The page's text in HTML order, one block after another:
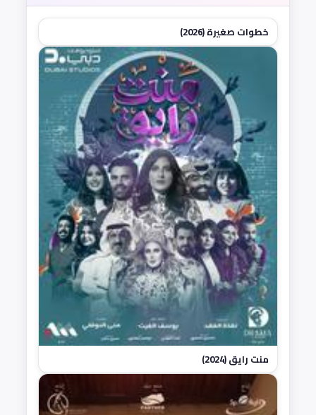
خطوات صغيرة (2026)
منت رايق (2024)